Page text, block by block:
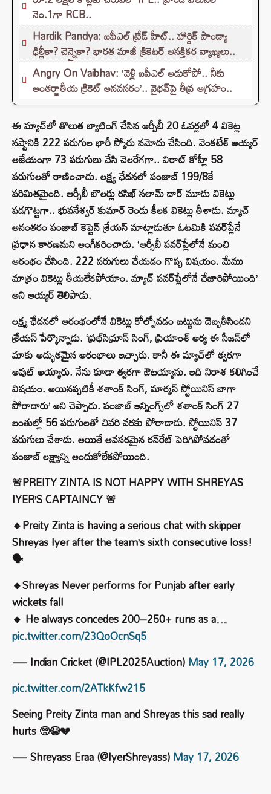
నెం.1గా RCB..
Hardik Pandya: ఐపీఎల్ ట్రేడ్ హీట్.. హార్దిక్ పాండ్యా
ఢిల్లీకా? చెన్నైకా? భారత మాజీ క్రికెటర్ ఆసక్తికర వ్యాఖ్యలు..
Angry On Vaibhav: ‘వెళ్లి ఐపీఎల్ ఆడుకోపో.. నీకు
అంతర్జాతీయ క్రికెట్ అనవసరం’.. వైభవ్‌పై తీవ్ర ఆగ్రహం..
ఈ మ్యాచ్‌లో తొలుత బ్యాటింగ్ చేసిన ఆర్సీబీ 20 ఓవర్లలో 4 వికెట్ల
నష్టానికి 222 పరుగుల భారీ స్కోరు నమోదు చేసింది. వెంకటేశ్ అయ్యర్
అజేయంగా 73 పరుగులు చేసి చెలరేగగా.. విరాట్ కోహ్లీ 58
పరుగులతో రాణించాడు. లక్ష్య ఛేదనలో పంజాబ్ 199/8కే
పరిమితమైంది. ఆర్సీబీ బౌలర్లు రసిఖ్ సలామ్ దార్ మూడు వికెట్లు
పడగొట్టగా.. భువనేశ్వర్ కుమార్ రెండు కీలక వికెట్లు తీశాడు. మ్యాచ్
అనంతరం పంజాబ్ కెప్టెన్ శ్రేయస్ మాట్లాడుతూ ఓటమికి పవర్‌ప్లేనే
ప్రధాన కారణమని అంగీకరించాడు. ‘ఆర్సీబీ పవర్‌ప్లేలోనే మంచి
ఆరంభం చేసింది. 222 పరుగులు చేయడం గొప్ప విషయం. మేము
మాత్రం వికెట్లు తీయలేకపోయాం. మ్యాచ్ పవర్‌ప్లేలోనే చేజారిపోయింది’
అని అయ్యర్ తెలిపాడు.
లక్ష్య ఛేదనలో ఆరంభంలోనే వికెట్లు కోల్పోవడం జట్టును దెబ్బతీసిందని
శ్రేయస్ పేర్కొన్నాడు. ‘ప్రభ్‌సిమ్రాన్ సింగ్, ప్రియాంశ్ ఆర్య ఈ సీజన్‌లో
మాకు అద్భుతమైన ఆరంభాలు ఇచ్చారు. కానీ ఈ మ్యాచ్‌లో త్వరగా
అవుట్ అయ్యారు. నేను కూడా త్వరగా ఔటయ్యాను. ఇది నిరాశ కలిగించే
విషయం. అయినప్పటికీ శశాంక్ సింగ్, మార్కస్ స్టోయినిస్ బాగా
పోరాడారు’ అని చెప్పాడు. పంజాబ్ ఇన్నింగ్స్‌లో శశాంక్ సింగ్ 27
బంతుల్లో 56 పరుగులతో చివరి వరకు పోరాడాడు. స్టోయినిస్ 37
పరుగులు చేశాడు. అయితే అవసరమైన రన్‌రేట్ పెరిగిపోవడంతో
పంజాబ్ లక్ష్యాన్ని అందుకోలేకపోయింది.
🚨PREITY ZINTA IS NOT HAPPY WITH SHREYAS
IYER’S CAPTAINCY 🚨
🔸Preity Zinta is having a serious chat with skipper
Shreyas Iyer after the team’s sixth consecutive loss!
🗣️
🔸Shreyas Never performs for Punjab after early
wickets fall
🔸 He always concedes 200–250+ runs as a…
pic.twitter.com/23QoOcnSq5
— Indian Cricket (@IPL2025Auction)May 17, 2026
pic.twitter.com/2ATkKfw215
Seeing Preity Zinta man and Shreyas this sad really
hurts 🥺😭💔
— Shreyass Eraa (@IyerShreyass)May 17, 2026